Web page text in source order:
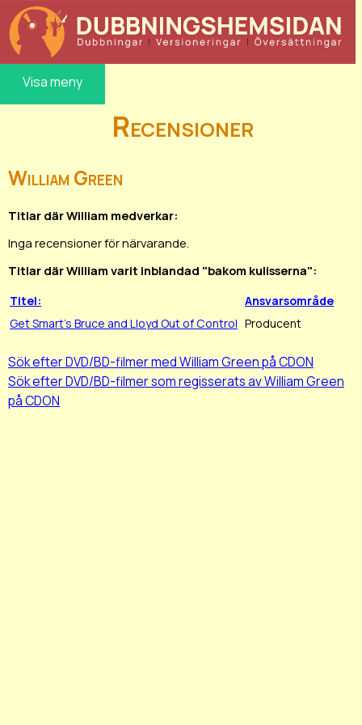
Visa meny
Recensioner
William Green
Titlar där William medverkar:
Inga recensioner för närvarande.
Titlar där William varit inblandad "bakom kulisserna":
Titel:
Ansvarsområde
Get Smart's Bruce and Lloyd Out of Control Producent
Sök efter DVD/BD-filmer med William Green på CDON
Sök efter DVD/BD-filmer som regisserats av William Green
på CDON